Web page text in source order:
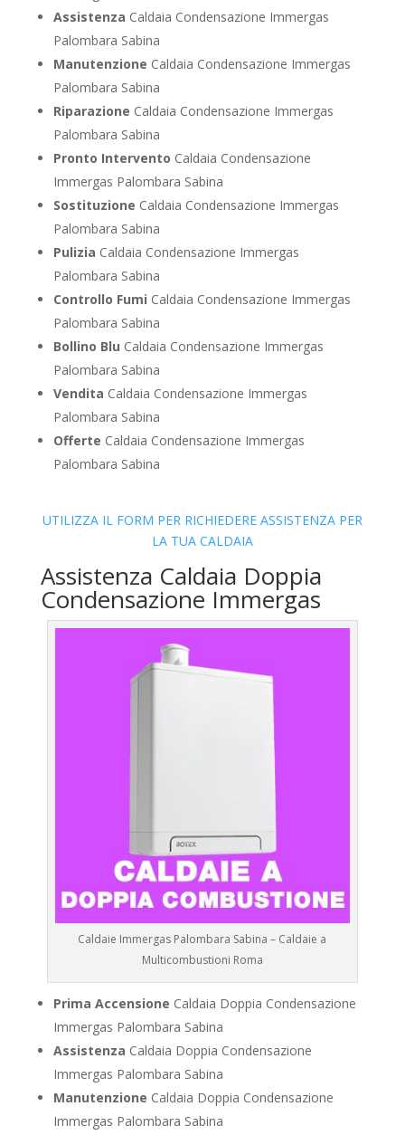
Assistenza Caldaia Condensazione Immergas
Palombara Sabina
Manutenzione Caldaia Condensazione Immergas
Palombara Sabina
Riparazione Caldaia Condensazione Immergas
Palombara Sabina
Pronto Intervento Caldaia Condensazione
Immergas Palombara Sabina
Sostituzione Caldaia Condensazione Immergas
Palombara Sabina
Pulizia Caldaia Condensazione Immergas
Palombara Sabina
Controllo Fumi Caldaia Condensazione Immergas
Palombara Sabina
Bollino Blu Caldaia Condensazione Immergas
Palombara Sabina
Vendita Caldaia Condensazione Immergas
Palombara Sabina
Offerte Caldaia Condensazione Immergas
Palombara Sabina
UTILIZZA IL FORM PER RICHIEDERE ASSISTENZA PER
LA TUA CALDAIA
Assistenza Caldaia Doppia
Condensazione Immergas
Caldaie Immergas Palombara Sabina – Caldaie a
Multicombustioni Roma
Prima Accensione Caldaia Doppia Condensazione
Immergas Palombara Sabina
Assistenza Caldaia Doppia Condensazione
Immergas Palombara Sabina
Manutenzione Caldaia Doppia Condensazione
Immergas Palombara Sabina